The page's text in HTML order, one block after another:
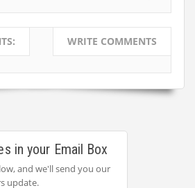
WRITE COMMENTS
in your Email Box
and we'll send you our
update.